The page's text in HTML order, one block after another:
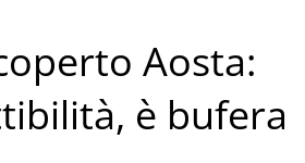
Aosta:
è bufera